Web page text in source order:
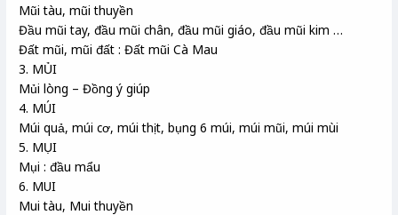
Mũi tàu, mũi thuyền
Đầu mũi tay, đầu mũi chân, đầu mũi giáo, đầu mũi kim …
Đất mũi, mũi đất : Đất mũi Cà Mau
3. MỦI
Mủi lòng – Đồng ý giúp
4. MÚI
Múi quả, múi cơ, múi thịt, bụng 6 múi, múi mũi, múi mùi
5. MỤI
Mụi : đầu mẩu
6. MUI
Mui tàu, Mui thuyền